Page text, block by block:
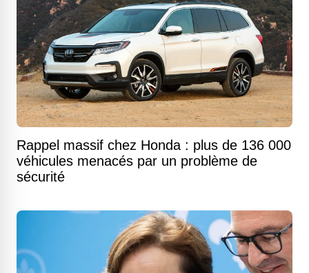
Rappel massif chez Honda : plus de 136 000
véhicules menacés par un problème de
sécurité